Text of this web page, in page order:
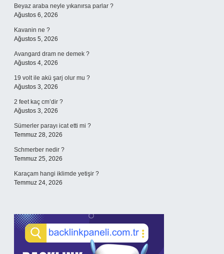
Beyaz araba neyle yıkanırsa parlar ?
Ağustos 6, 2026
Kavanin ne ?
Ağustos 5, 2026
Avangard dram ne demek ?
Ağustos 4, 2026
19 volt ile akü şarj olur mu ?
Ağustos 3, 2026
2 feet kaç cm’dir ?
Ağustos 3, 2026
Sümerler parayı icat etti mi ?
Temmuz 28, 2026
Schmerber nedir ?
Temmuz 25, 2026
Karaçam hangi iklimde yetişir ?
Temmuz 24, 2026